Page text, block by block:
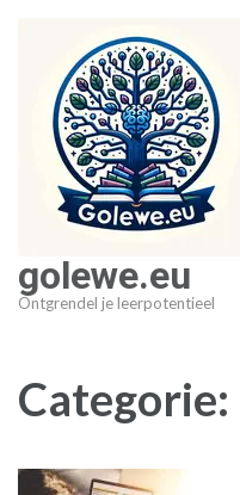
inhoud
golewe.eu
Ontgrendel je leerpotentieel
Categorie: